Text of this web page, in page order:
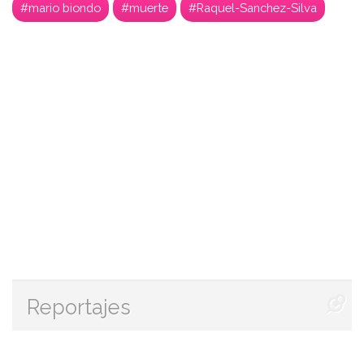
#mario biondo #muerte #Raquel-Sanchez-Silva
Reportajes